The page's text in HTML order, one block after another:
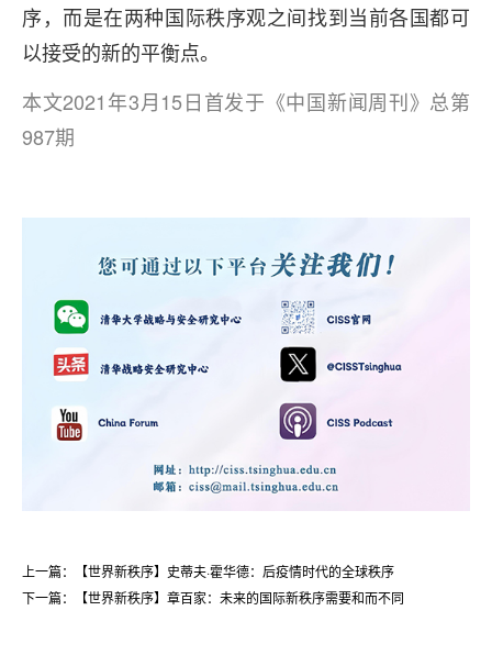
序，而是在两种国际秩序观之间找到当前各国都可
以接受的新的平衡点。
本文2021年3月15日首发于《中国新闻周刊》总第
987期
上一篇：【世界新秩序】史蒂夫·霍华德：后疫情时代的全球秩序
下一篇：【世界新秩序】章百家：未来的国际新秩序需要和而不同